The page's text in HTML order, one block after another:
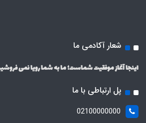
شعار آکادمی ما
اینجا آغاز موفقیت شماست؛ ما به شما رویا نمی فروشیم .
پل ارتباطی با ما
02100000000